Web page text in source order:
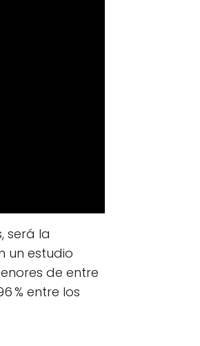
será la
un estudio
de entre
% entre los